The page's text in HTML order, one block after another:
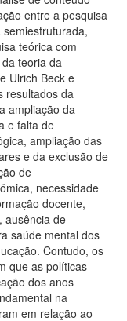
entre a pesquisa
teórica com
teoria da
Ulrich Beck e
resultados da
ampliação da
e falta de
ampliação das
e da exclusão de
de
necessidade
docente,
ausência de
saúde mental dos
Contudo, os
que as políticas
dos anos
na
em relação ao